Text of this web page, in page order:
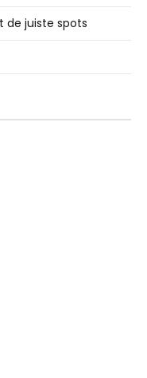
de juiste spots